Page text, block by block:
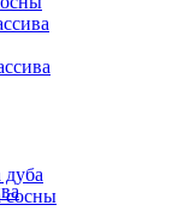
сосны